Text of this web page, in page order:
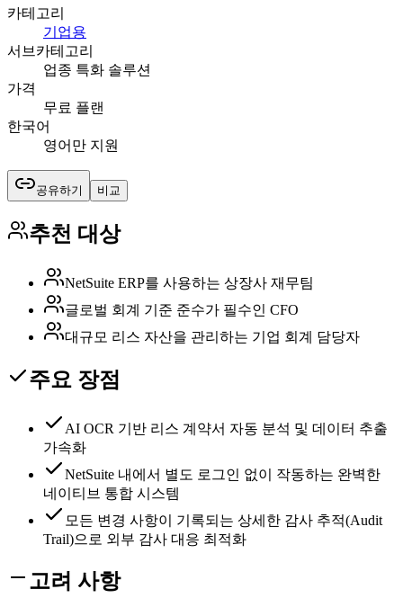
카테고리
기업용
서브카테고리
업종 특화 솔루션
가격
무료 플랜
한국어
영어만 지원
공유하기 비교
추천 대상
NetSuite ERP를 사용하는 상장사 재무팀
글로벌 회계 기준 준수가 필수인 CFO
대규모 리스 자산을 관리하는 기업 회계 담당자
주요 장점
AI OCR 기반 리스 계약서 자동 분석 및 데이터 추출
가속화
NetSuite 내에서 별도 로그인 없이 작동하는 완벽한
네이티브 통합 시스템
모든 변경 사항이 기록되는 상세한 감사 추적(Audit
Trail)으로 외부 감사 대응 최적화
고려 사항